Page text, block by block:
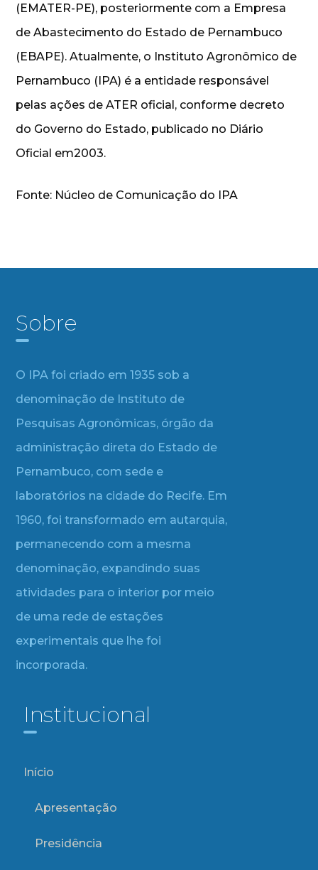
(EMATER-PE), posteriormente com a Empresa
de Abastecimento do Estado de Pernambuco
(EBAPE). Atualmente, o Instituto Agronômico de
Pernambuco (IPA) é a entidade responsável
pelas ações de ATER oficial, conforme decreto
do Governo do Estado, publicado no Diário
Oficial em2003.
Fonte: Núcleo de Comunicação do IPA
Sobre
O IPA foi criado em 1935 sob a
denominação de Instituto de
Pesquisas Agronômicas, órgão da
administração direta do Estado de
Pernambuco, com sede e
laboratórios na cidade do Recife. Em
1960, foi transformado em autarquia,
permanecendo com a mesma
denominação, expandindo suas
atividades para o interior por meio
de uma rede de estações
experimentais que lhe foi
incorporada.
Institucional
Início
Apresentação
Presidência